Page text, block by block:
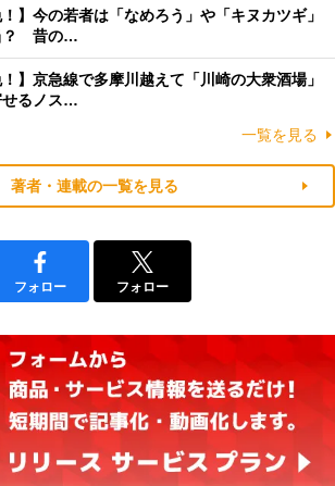
！】今の若者は「なめろう」や「キヌカツギ」
？ 昔の…
！】京急線で多摩川越えて「川崎の大衆酒場」
るノス…
一覧を見る
著者・連載の一覧を見る
フォロー フォロー